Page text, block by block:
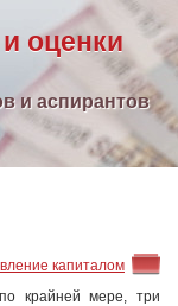
оценки
и аспирантов
капиталом
крайней мере, три